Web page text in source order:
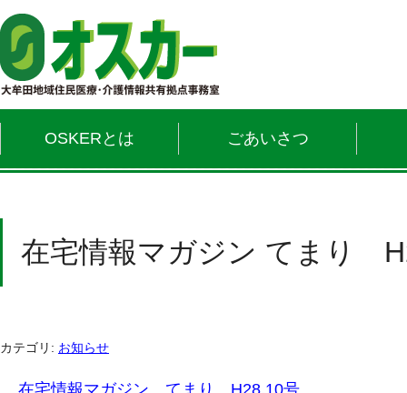
OSKERとは ごあいさつ
在宅情報マガジン てまり
カテゴリ: お知らせ
在宅情報マガジン てまり H28.10号